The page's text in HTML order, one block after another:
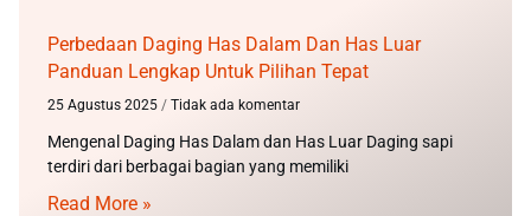
Perbedaan Daging Has Dalam Dan Has Luar
Panduan Lengkap Untuk Pilihan Tepat
25 Agustus 2025 Tidak ada komentar
Mengenal Daging Has Dalam dan Has Luar Daging sapi
terdiri dari berbagai bagian yang memiliki
Read More »